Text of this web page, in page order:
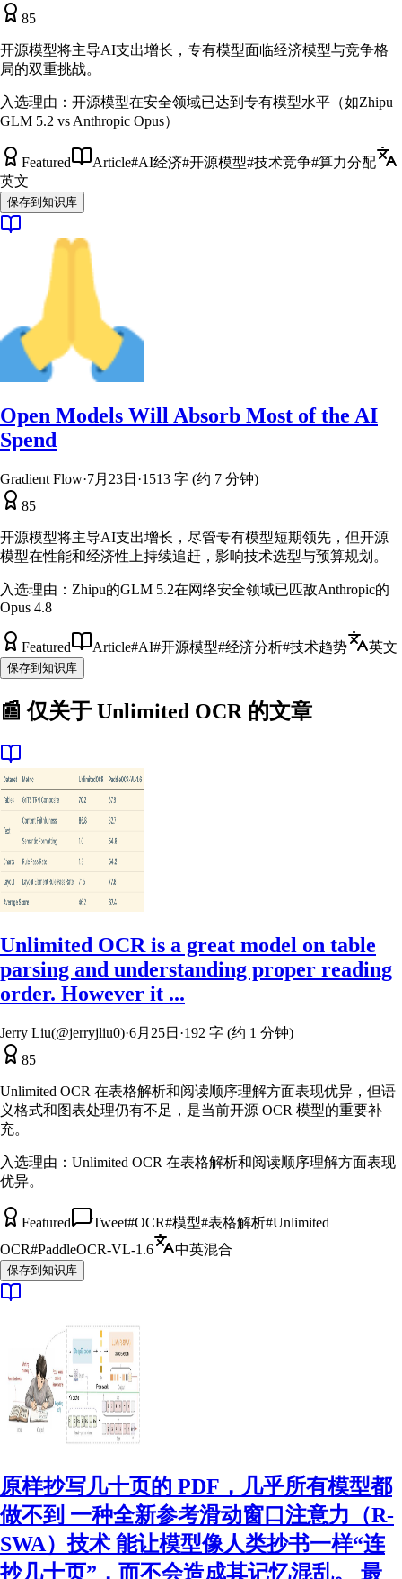
85
开源模型将主导AI支出增长，专有模型面临经济模型与竞争格
局的双重挑战。
入选理由： 开源模型在安全领域已达到专有模型水平（如Zhipu
GLM 5.2 vs Anthropic Opus）
Featured Article#AI经济#开源模型#技术竞争#算力分配
英文
保存到知识库
Open Models Will Absorb Most of the AI
Spend
Gradient Flow·7月23日 ·1513 字 (约 7 分钟)
85
开源模型将主导AI支出增长，尽管专有模型短期领先，但开源
模型在性能和经济性上持续追赶，影响技术选型与预算规划。
入选理由： Zhipu的GLM 5.2在网络安全领域已匹敌Anthropic的
Opus 4.8
Featured Article#AI#开源模型#经济分析#技术趋势 英文
保存到知识库
📰 仅关于 Unlimited OCR 的文章
Unlimited OCR is a great model on table
parsing and understanding proper reading
order. However it ...
Jerry Liu(@jerryjliu0)·6月25日 ·192 字 (约 1 分钟)
85
Unlimited OCR 在表格解析和阅读顺序理解方面表现优异，但语
义格式和图表处理仍有不足，是当前开源 OCR 模型的重要补
充。
入选理由： Unlimited OCR 在表格解析和阅读顺序理解方面表现
优异。
Featured Tweet#OCR#模型#表格解析#Unlimited
OCR#PaddleOCR-VL-1.6 中英混合
保存到知识库
原样抄写几十页的 PDF，几乎所有模型都
做不到 一种全新参考滑动窗口注意力（R-
SWA）技术 能让模型像人类抄书一样“连
抄几十页”，而不会造成其记忆混乱。 最